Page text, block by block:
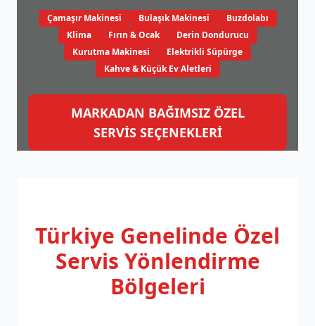
Çamaşır Makinesi Bulaşık Makinesi
Buzdolabı
Klima
Fırın & Ocak
Derin Dondurucu
Kurutma Makinesi
Elektrikli Süpürge
Kahve & Küçük Ev Aletleri
MARKADAN BAĞIMSIZ ÖZEL
SERVİS SEÇENEKLERİ
Türkiye Genelinde Özel
Servis Yönlendirme
Bölgeleri